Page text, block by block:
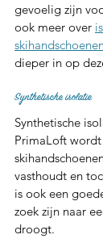
gevoelig zijn
ook meer over
dieper in op
Synthetische isolatie
Synthetische
PrimaLoft
vasthoudt en
is ook een
zoek zijn naar
droogt.